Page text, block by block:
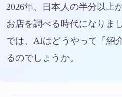
2026年、日本人の半分以上
お店を調べる時代になりまし
では、AIはどうやって「紹
るのでしょうか。